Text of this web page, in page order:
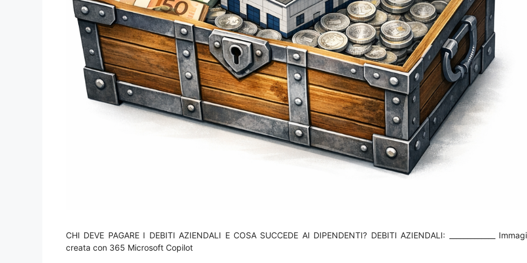
CHI DEVE PAGARE I DEBITI AZIENDALI E COSA SUCCEDE AI DIPENDENTI? DEBITI AZIENDALI: _____________
creata con 365 Microsoft Copilot